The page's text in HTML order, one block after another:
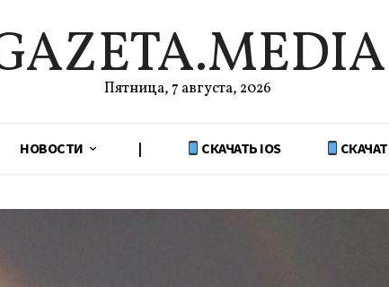
Пятница, 7 августа, 2026
НОВОСТИ | СКАЧАТЬ IOS